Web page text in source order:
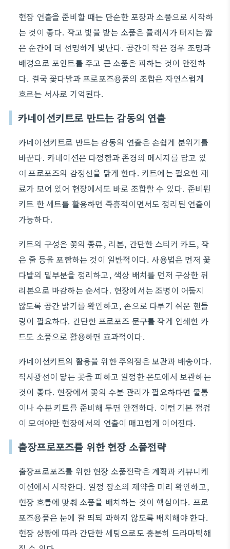
현장 연출을 준비할 때는 단순한 포장과 소품으로 시작하
는 것이 좋다. 작고 빛을 받는 소품은 플래시가 터지는 짧
은 순간에 더 선명하게 빛난다. 공간이 작은 경우 조명과
배경으로 포인트를 주고 큰 소품은 피하는 것이 안전하
다. 결국 꽃다발과 프로포즈용품의 조합은 자연스럽게
흐르는 서사로 기억된다.
카네이션키트로 만드는 감동의 연출
카네이션키트로 만드는 감동의 연출은 손쉽게 분위기를
바꾼다. 카네이션은 다정함과 존경의 메시지를 담고 있
어 프로포즈의 감정선을 맑게 한다. 키트에는 필요한 재
료가 모여 있어 현장에서도 바로 조합할 수 있다. 준비된
키트 한 세트를 활용하면 즉흥적이면서도 정리된 연출이
가능하다.
키트의 구성은 꽃의 종류, 리본, 간단한 스티커 카드, 작
은 줄 등을 포함하는 것이 일반적이다. 사용법은 먼저 꽃
다발의 밑부분을 정리하고, 색상 배치를 먼저 구상한 뒤
리본으로 마감하는 순서다. 현장에서는 조명이 어둡지
않도록 공간 밝기를 확인하고, 손으로 다루기 쉬운 핸들
링이 필요하다. 간단한 프로포즈 문구를 작게 인쇄한 카
드도 소품으로 활용하면 효과적이다.
카네이션키트의 활용을 위한 주의점은 보관과 배송이다.
직사광선이 닿는 곳을 피하고 일정한 온도에서 보관하는
것이 좋다. 현장에서 꽃의 수분 관리가 필요하다면 물통
이나 수분 키트를 준비해 두면 안전하다. 이런 기본 점검
이 모여야만 현장에서의 연출이 매끄럽게 이어진다.
출장프로포즈를 위한 현장 소품전략
출장프로포즈를 위한 현장 소품전략은 계획과 커뮤니케
이션에서 시작한다. 일정 장소의 제약을 미리 확인하고,
현장 흐름에 맞춰 소품을 배치하는 것이 핵심이다. 프로
포즈용품은 눈에 잘 띄되 과하지 않도록 배치해야 한다.
현장 상황에 따라 간단한 세팅으로도 충분히 드라마틱해